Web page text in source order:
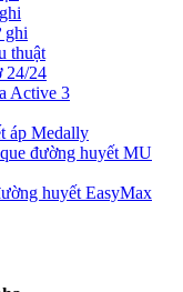
ghi
thuật
24/24
Active 3
áp Medally
đường huyết MU
huyết EasyMax